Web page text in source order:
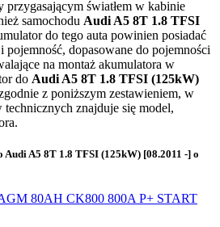
światłem w kabinie
samochodu Audi A5 8T 1.8 TFSI
do tego auta powinien posiadać
dopasowane do pojemności
na montaż akumulatora w
do Audi A5 8T 1.8 TFSI (125kW)
z poniższym zestawieniem, w
znajduje się model,
A5 8T 1.8 TFSI (125kW) [08.2011 -] o